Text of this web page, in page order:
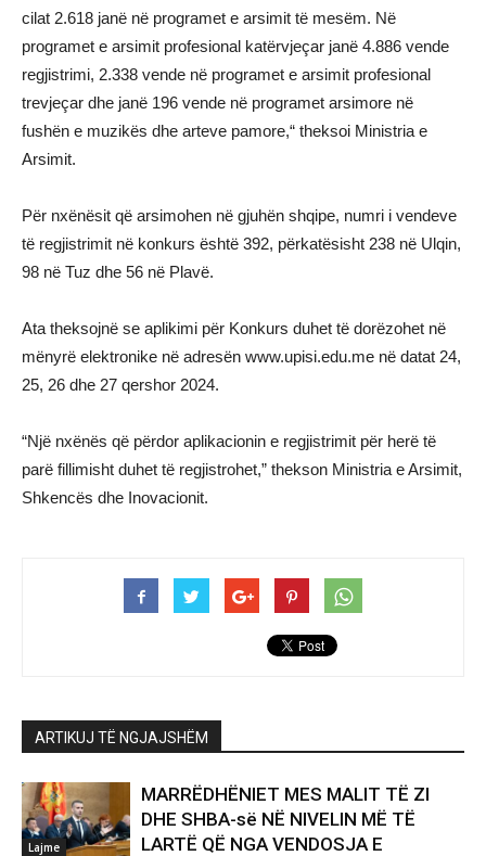
cilat 2.618 janë në programet e arsimit të mesëm. Në
programet e arsimit profesional katërvjeçar janë 4.886 vende
regjistrimi, 2.338 vende në programet e arsimit profesional
trevjeçar dhe janë 196 vende në programet arsimore në
fushën e muzikës dhe arteve pamore,“ theksoi Ministria e
Arsimit.
Për nxënësit që arsimohen në gjuhën shqipe, numri i vendeve
të regjistrimit në konkurs është 392, përkatësisht 238 në Ulqin,
98 në Tuz dhe 56 në Plavë.
Ata theksojnë se aplikimi për Konkurs duhet të dorëzohet në
mënyrë elektronike në adresën www.upisi.edu.me në datat 24,
25, 26 dhe 27 qershor 2024.
“Një nxënës që përdor aplikacionin e regjistrimit për herë të
parë fillimisht duhet të regjistrohet,” thekson Ministria e Arsimit,
Shkencës dhe Inovacionit.
ARTIKUJ TË NGJAJSHËM
Lajme
MARRËDHËNIET MES MALIT TË ZI
DHE SHBA-së NË NIVELIN MË TË
LARTË QË NGA VENDOSJA E